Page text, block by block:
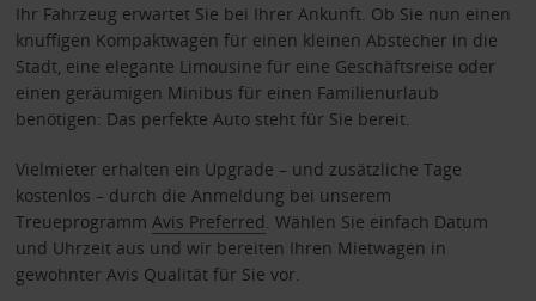
Ihr Fahrzeug erwartet Sie bei Ihrer Ankunft. Ob Sie nun einen
knuffigen Kompaktwagen für einen kleinen Abstecher in die
Stadt, eine elegante Limousine für eine Geschäftsreise oder
einen geräumigen Minibus für einen Familienurlaub
benötigen: Das perfekte Auto steht für Sie bereit.
Vielmieter erhalten ein Upgrade – und zusätzliche Tage
kostenlos – durch die Anmeldung bei unserem
Treueprogramm Avis Preferred . Wählen Sie einfach Datum
und Uhrzeit aus und wir bereiten Ihren Mietwagen in
gewohnter Avis Qualität für Sie vor.